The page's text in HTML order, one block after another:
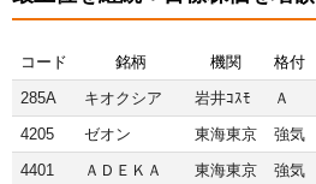
コード 銘柄 機関 格付
285A
キオクシア 岩井ｺｽﾓ Ａ
4205
ゼオン 東海東京 強気
4401
ＡＤＥＫＡ 東海東京 強気